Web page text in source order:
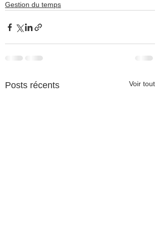
Gestion du temps
Posts récents Voir tout